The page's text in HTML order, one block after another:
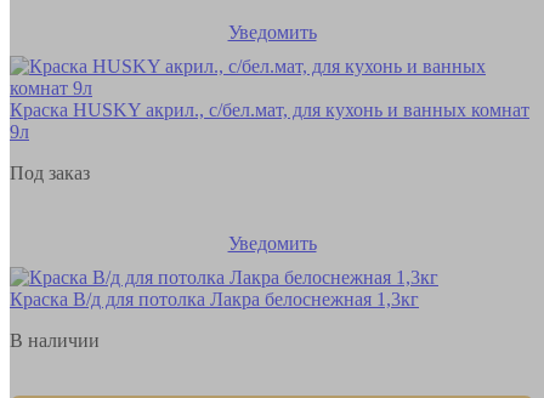
Уведомить
Краска HUSKY акрил., с/бел.мат, для кухонь и ванных комнат
9л
Под заказ
Уведомить
Краска В/д для потолка Лакра белоснежная 1,3кг
В наличии